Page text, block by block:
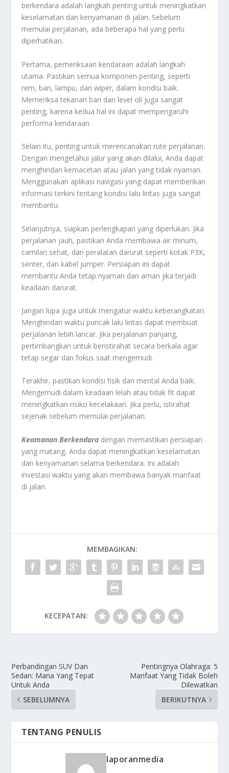
berkendara adalah langkah penting untuk meningkatkan
keselamatan dan kenyamanan di jalan. Sebelum
memulai perjalanan, ada beberapa hal yang perlu
diperhatikan.
Pertama, pemeriksaan kendaraan adalah langkah
utama. Pastikan semua komponen penting, seperti
rem, ban, lampu, dan wiper, dalam kondisi baik.
Memeriksa tekanan ban dan level oli juga sangat
penting, karena kedua hal ini dapat mempengaruhi
performa kendaraan.
Selain itu, penting untuk merencanakan rute perjalanan.
Dengan mengetahui jalur yang akan dilalui, Anda dapat
menghindari kemacetan atau jalan yang tidak nyaman.
Menggunakan aplikasi navigasi yang dapat memberikan
informasi terkini tentang kondisi lalu lintas juga sangat
membantu.
Selanjutnya, siapkan perlengkapan yang diperlukan. Jika
perjalanan jauh, pastikan Anda membawa air minum,
camilan sehat, dan peralatan darurat seperti kotak P3K,
senter, dan kabel jumper. Persiapan ini dapat
membantu Anda tetap nyaman dan aman jika terjadi
keadaan darurat.
Jangan lupa juga untuk mengatur waktu keberangkatan.
Menghindari waktu puncak lalu lintas dapat membuat
perjalanan lebih lancar. Jika perjalanan panjang,
pertimbangkan untuk beristirahat secara berkala agar
tetap segar dan fokus saat mengemudi.
Terakhir, pastikan kondisi fisik dan mental Anda baik.
Mengemudi dalam keadaan lelah atau tidak fit dapat
meningkatkan risiko kecelakaan. Jika perlu, istirahat
sejenak sebelum memulai perjalanan.
Keamanan Berkendara dengan memastikan persiapan
yang matang, Anda dapat meningkatkan keselamatan
dan kenyamanan selama berkendara. Ini adalah
investasi waktu yang akan membawa banyak manfaat
di jalan.
MEMBAGIKAN:
KECEPATAN:
Perbandingan SUV Dan
Sedan: Mana Yang Tepat
Untuk Anda
SEBELUMNYA
Pentingnya Olahraga: 5
Manfaat Yang Tidak Boleh
Dilewatkan
BERIKUTNYA
TENTANG PENULIS
laporanmedia